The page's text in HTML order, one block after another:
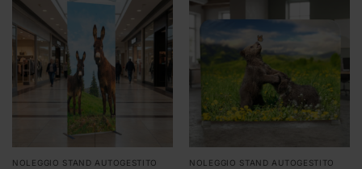
NOLEGGIO STAND AUTOGESTITO NOLEGGIO STAND AUTOGESTITO